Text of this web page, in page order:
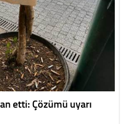
etti: Çözümü uyarı